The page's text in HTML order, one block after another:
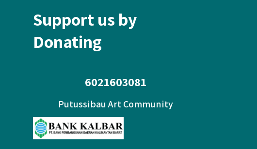
Support us by
Donating
6021603081
Putussibau Art Community